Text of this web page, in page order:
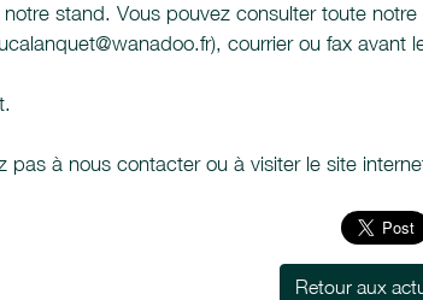
stand. Vous pouvez consulter toute
courrier ou fax
pas à nous contacter ou à visiter le site
Retour aux